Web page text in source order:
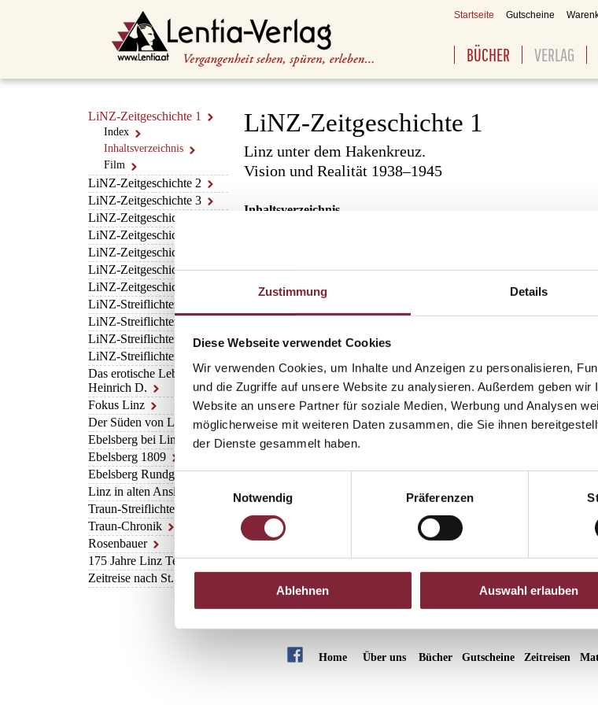
Zustimmung Details
Diese Webseite verwendet Cookies
Wir verwenden Cookies, um Inhalte und Anzeigen zu personalisieren,
und die Zugriffe auf unsere Website zu analysieren. Außerdem geben
Website an unsere Partner für soziale Medien, Werbung und Analysen
möglicherweise mit weiteren Daten zusammen, die Sie ihnen
der Dienste gesammelt haben.
Einwilligungsauswahl
Notwendig
Präferenzen
Ablehnen Auswahl erlauben
Startseite Gutscheine
BÜCHER VERLAG
LiNZ-Zeitgeschichte 1
Index
Inhaltsverzeichnis
Film
LiNZ-Zeitgeschichte 2
LiNZ-Zeitgeschichte 3
LiNZ-Zeitgeschichte 4
LiNZ-Zeitgeschichte 5
LiNZ-Zeitgeschichte 7
LiNZ-Zeitgeschichte 8
LiNZ-Zeitgeschichte 9
LiNZ-Streiflichter 1
LiNZ-Streiflichter 2
LiNZ-Streiflichter 3
LiNZ-Streiflichter 4
Das erotische Leben des
Heinrich D.
Fokus Linz
Der Süden von Linz
Ebelsberg bei Linz
Ebelsberg 1809
Ebelsberg Rundgang
Linz in alten Ansichten 6
Traun-Streiflichter
Traun-Chronik
Rosenbauer
175 Jahre Linz Textil
Zeitreise nach St. Florian
LiNZ-Zeitgeschichte 1
Linz unter dem Hakenkreuz.
Vision und Realität 1938–1945
Inhaltsverzeichnis
• Die Neugestaltung der „Führerstadt“ Linz
• Der Nationalsozialistische Wohnbau in Linz
• Die „Barackenstadt“ Linz
• Die Linzer Industrie 1938-1945
• NS-Zwangsarbeit in Linz
• Der Machtapparat des NS-Regimes
• Propaganda, Alltagsleben, Widerstand
• Militär in Linz und Oberdonau
• Der Krieg an der „Heimatfront“
• Kriegsende und Besatzung
• Quellen, Danksagung
Home Über uns Bücher Gutscheine Zeitreisen